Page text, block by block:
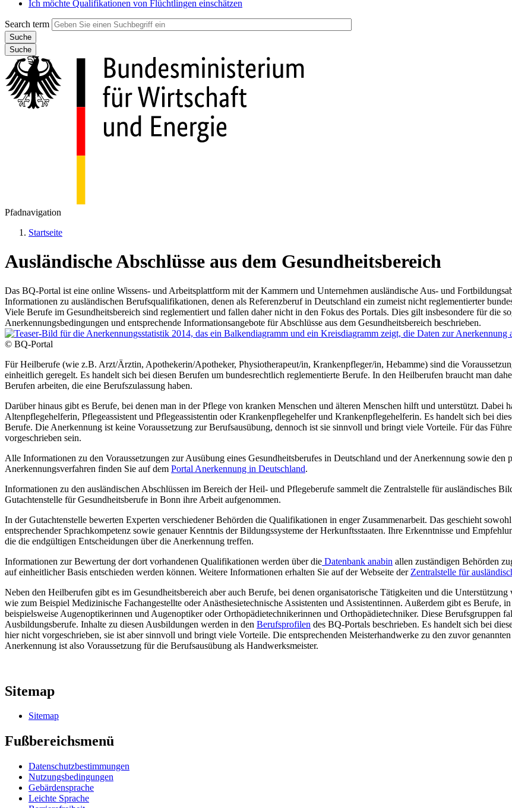
Ich möchte Qualifikationen von Flüchtlingen einschätzen
Search term
Suche
Pfadnavigation
Startseite
Ausländische Abschlüsse aus dem Gesundheitsbereich
Das BQ-Portal ist eine online Wissens- und Arbeitsplattform mit der Kammern und Unternehmen ausländische Aus- und
Informationen zu ausländischen Berufsqualifikationen, denen als Referenzberuf in Deutschland ein zumeist nicht reglementierter
Viele Berufe im Gesundheitsbereich sind reglementiert und fallen daher nicht in den Fokus des Portals. Dies gilt insbesondere für die
Anerkennungsbedingungen und entsprechende Informationsangebote für Abschlüsse aus dem Gesundheitsbereich beschrieben.
© BQ-Portal
Für Heilberufe (wie z.B. Arzt/Ärztin, Apothekerin/Apotheker, Physiotherapeut/in, Krankenpfleger/in, Hebamme) sind die
einheitlich geregelt. Es handelt sich bei diesen Berufen um bundesrechtlich reglementierte Berufe. In den Heilberufen braucht man
Berufen arbeiten, die eine Berufszulassung haben.
Darüber hinaus gibt es Berufe, bei denen man in der Pflege von kranken Menschen und älteren Menschen hilft und unterstützt. Dabei
Altenpflegehelferin, Pflegeassistent und Pflegeassistentin oder Krankenpflegehelfer und Krankenpflegehelferin. Es handelt sich bei
Berufe. Die Anerkennung ist keine Voraussetzung zur Berufsausübung, dennoch ist sie sinnvoll und bringt viele Vorteile. Für das
vorgeschrieben sein.
Alle Informationen zu den Voraussetzungen zur Ausübung eines Gesundheitsberufes in Deutschland und der Anerkennung sowie den
Anerkennungsverfahren finden Sie auf dem Portal Anerkennung in Deutschland.
Informationen zu den ausländischen Abschlüssen im Bereich der Heil- und Pflegeberufe sammelt die Zentralstelle für ausländisches
Gutachtenstelle für Gesundheitsberufe in Bonn ihre Arbeit aufgenommen.
In der Gutachtenstelle bewerten Experten verschiedener Behörden die Qualifikationen in enger Zusammenarbeit. Das geschieht
entsprechender Sprachkompetenz sowie genauer Kenntnis der Bildungssysteme der Herkunftsstaaten. Ihre Erkenntnisse und
die die endgültigen Entscheidungen über die Anerkennung treffen.
Informationen zur Bewertung der dort vorhandenen Qualifikationen werden über die Datenbank anabin allen zuständigen Behörden
auf einheitlicher Basis entschieden werden können. Weitere Informationen erhalten Sie auf der Webseite der Zentralstelle für
Neben den Heilberufen gibt es im Gesundheitsbereich aber auch Berufe, bei denen organisatorische Tätigkeiten und die
wie zum Beispiel Medizinische Fachangestellte oder Anästhesietechnische Assistenten und Assistentinnen. Außerdem gibt es Berufe,
beispielsweise Augenoptikerinnen und Augenoptiker oder Orthopädietechnikerinnen und Orthopädietechniker. Diese Berufsgruppen
Ausbildungsberufe. Inhalte zu diesen Ausbildungen werden in den Berufsprofilen des BQ-Portals beschrieben. Es handelt sich bei
hier nicht vorgeschrieben, sie ist aber sinnvoll und bringt viele Vorteile. Die entsprechenden Meisterhandwerke zu den zuvor
Anerkennung ist also Voraussetzung für die Berufsausübung als Handwerksmeister.
Sitemap
Sitemap
Fußbereichsmenü
Datenschutzbestimmungen
Nutzungsbedingungen
Gebärdensprache
Leichte Sprache